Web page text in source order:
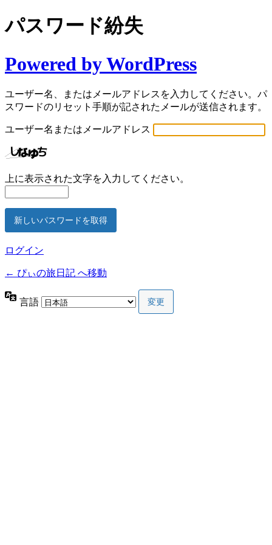
パスワード紛失
Powered by WordPress
ユーザー名、またはメールアドレスを入力してください。パ
スワードのリセット手順が記されたメールが送信されます。
ユーザー名またはメールアドレス
上に表示された文字を入力してください。
ログイン
← ぴぃの旅日記 へ移動
言語